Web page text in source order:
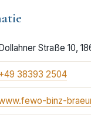
Straße 10,
38393 2504
binz-